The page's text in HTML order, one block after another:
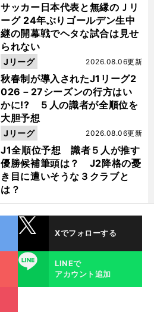
サッカー日本代表と無縁のＪリ
ーグ 24年ぶりゴールデン生中
継の開幕戦でヘタな試合は見せ
られない
秋春制が導入されたJ1リーグ2
026－27シーズンの行方はい
かに!? ５人の識者が全順位を
大胆予想
2026.08.06更新
Jリーグ
J1全順位予想 識者５人が推す
優勝候補筆頭は？ J2降格の憂
き目に遭いそうな３クラブと
は？
2026.08.06更新
Jリーグ
Xでフォローする
LINE
LINEで
アカウント追加